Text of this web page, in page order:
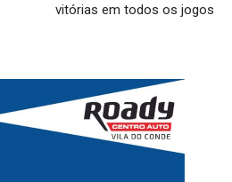
vitórias em todos os jogos